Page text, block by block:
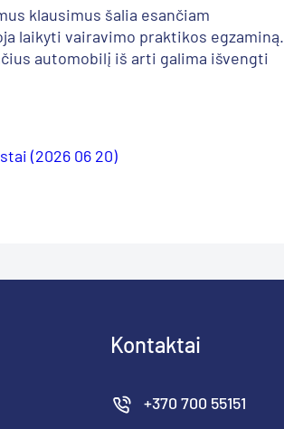
klausimus šalia esančiam
laikyti vairavimo praktikos egzaminą.
automobilį iš arti galima išvengti
(2026 06 20)
Kontaktai
+370 700 55151